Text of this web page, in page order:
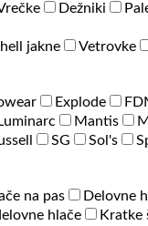
Dežniki
jakne Vetrovke
Explode
Luminarc Mantis
SG Sol's
na pas
Delovne
hlače Kratke